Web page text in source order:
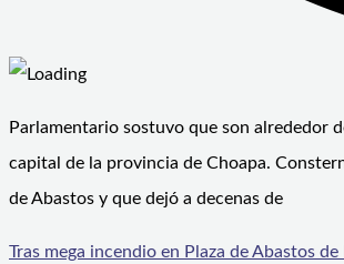
Parlamentario sostuvo que son alrededor
capital de la provincia de Choapa.
de Abastos y que dejó a decenas de
Tras mega incendio en Plaza de Abastos